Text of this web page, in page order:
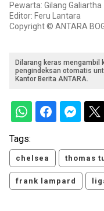
Pewarta: Gilang Galiartha
Editor: Feru Lantara
Copyright © ANTARA
Dilarang keras mengambil
pengindeksan otomatis
Kantor Berita ANTARA.
Tags:
chelsea thomas
frank lampard